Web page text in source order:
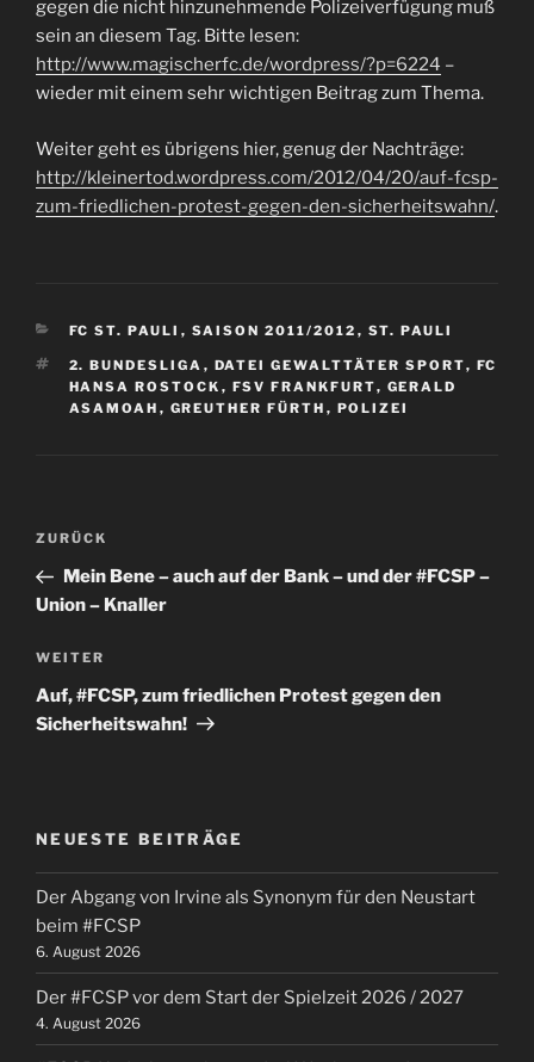
gegen die nicht hinzunehmende Polizeiverfügung muß
sein an diesem Tag. Bitte lesen:
http://www.magischerfc.de/wordpress/?p=6224 –
wieder mit einem sehr wichtigen Beitrag zum Thema.
Weiter geht es übrigens hier, genug der Nachträge:
http://kleinertod.wordpress.com/2012/04/20/auf-fcsp-
zum-friedlichen-protest-gegen-den-sicherheitswahn/.
KATEGORIEN
FC ST. PAULI , SAISON 2011/2012 , ST. PAULI
SCHLAGWÖRTER
2. BUNDESLIGA , DATEI GEWALTTÄTER SPORT, FC
HANSA ROSTOCK , FSV FRANKFURT, GERALD
ASAMOAH , GREUTHER FÜRTH , POLIZEI
Beitragsnavigation
Vorheriger
Beitrag
ZURÜCK
Mein Bene – auch auf der Bank – und der #FCSP –
Union – Knaller
Nächster
Beitrag
WEITER
Auf, #FCSP, zum friedlichen Protest gegen den
Sicherheitswahn!
NEUESTE BEITRÄGE
Der Abgang von Irvine als Synonym für den Neustart
beim #FCSP
6. August 2026
Der #FCSP vor dem Start der Spielzeit 2026 / 2027
4. August 2026